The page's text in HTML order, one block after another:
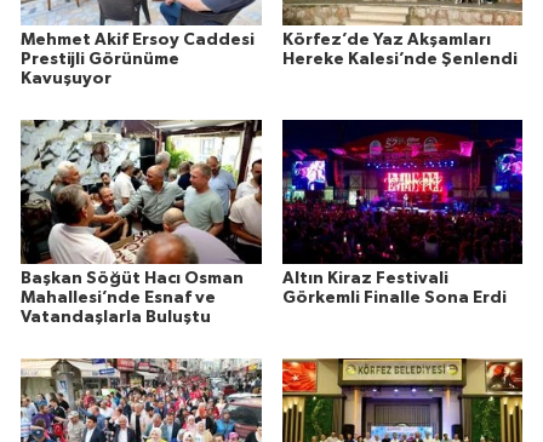
Mehmet Akif Ersoy Caddesi
Prestijli Görünüme
Kavuşuyor
Körfez’de Yaz Akşamları
Hereke Kalesi’nde Şenlendi
Başkan Söğüt Hacı Osman
Mahallesi’nde Esnaf ve
Vatandaşlarla Buluştu
Altın Kiraz Festivali
Görkemli Finalle Sona Erdi